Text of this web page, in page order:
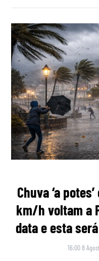
Chuva ‘a
km/h voltam a
data e esta
16:00 8